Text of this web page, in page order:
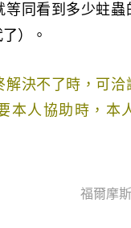
等同看到多少蛀蟲
）。
解決不了時，可洽
本人協助時，本
福爾摩